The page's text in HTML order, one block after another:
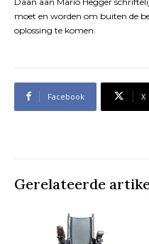
moet en worden om buiten de
oplossing te komen.
Facebook X
Gerelateerde